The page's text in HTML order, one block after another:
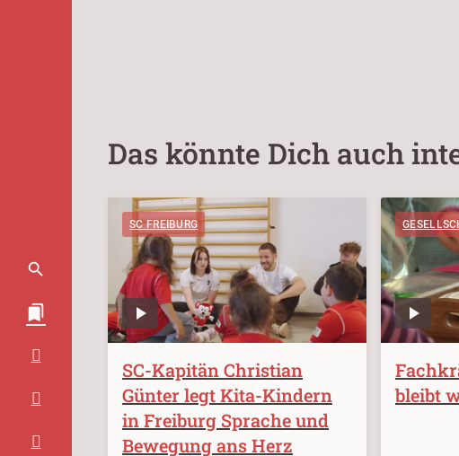
Das könnte Dich auch
SC FREIBURG
SC-Kapitän Christian
Günter legt Kita-Kindern
in Freiburg Sprache und
Bewegung ans Herz
bleibt